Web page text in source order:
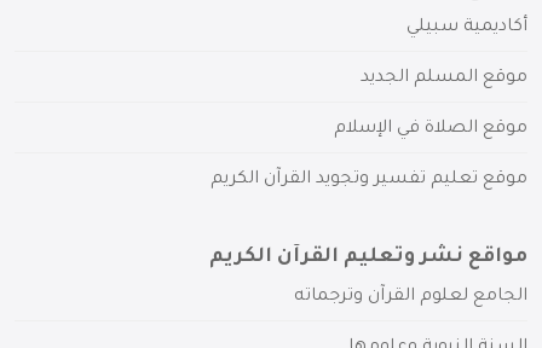
أكاديمية سبيلي
موقع المسلم الجديد
موقع الصلاة في الإسلام
موقع تعليم تفسير وتجويد القرآن الكريم
مواقع نشر وتعليم القرآن الكريم
الجامع لعلوم القرآن وترجماته